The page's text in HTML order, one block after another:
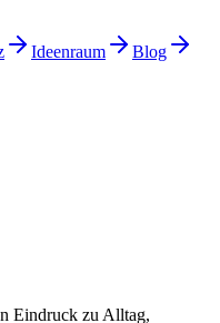
Ideenraum
Blog
Eindruck zu Alltag,